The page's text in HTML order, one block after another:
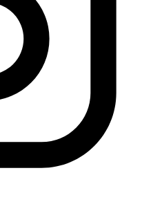
de dichos
sus respectivos
de
o configurar el